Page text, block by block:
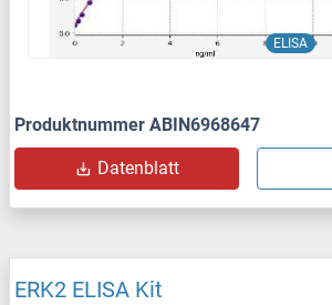
ELISA
Produktnummer ABIN6968647
Datenblatt
ERK2 ELISA Kit